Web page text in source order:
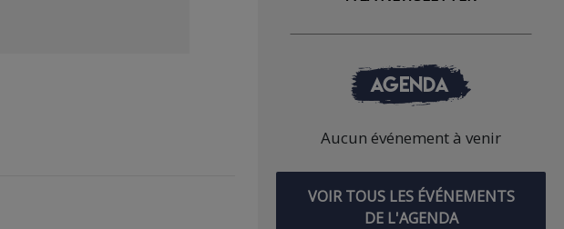
AGENDA
Aucun événement à venir
VOIR TOUS LES ÉVÉNEMENTS
DE L'AGENDA